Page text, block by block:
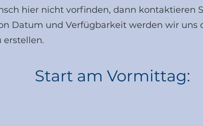
hier nicht vorfinden, dann kontaktieren
Datum und Verfügbarkeit werden wir uns
erstellen.
Start am Vormittag: